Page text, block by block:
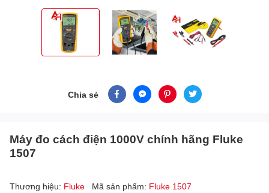
Chia sẻ
Máy đo cách điện 1000V chính hãng Fluke
1507
Thương hiệu: Fluke Mã sản phẩm: Fluke 1507